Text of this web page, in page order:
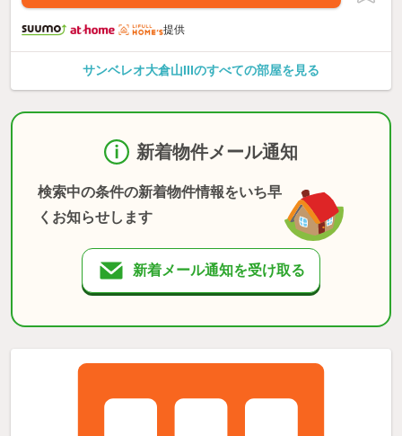
提供
サンベレオ大倉山IIIのすべての部屋を見る
新着物件メール通知
検索中の条件の新着物件情報をいち早
くお知らせします
新着メール通知を受け取る